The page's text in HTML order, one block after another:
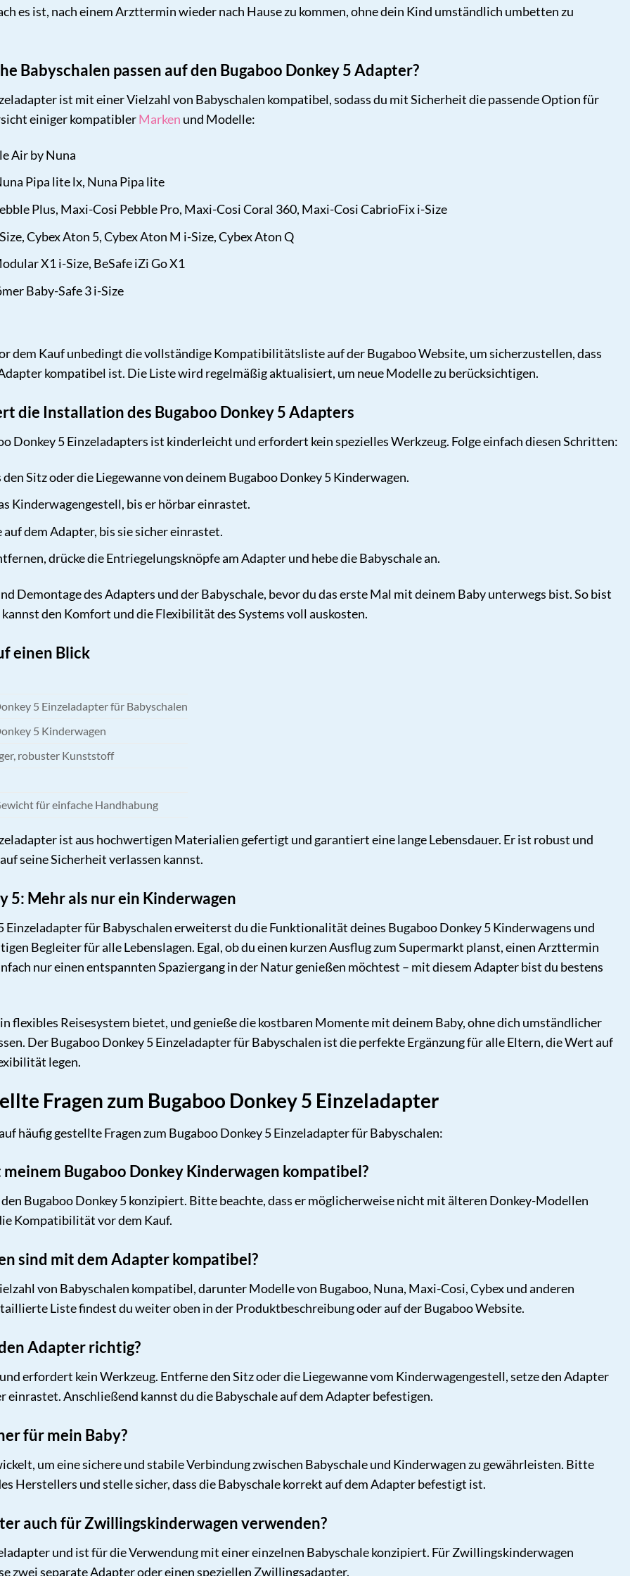
es ist, nach einem Arzttermin wieder nach Hause zu kommen, ohne dein Kind umständlich umbetten zu
Babyschalen passen auf den Bugaboo Donkey 5 Adapter?
ist mit einer Vielzahl von Babyschalen kompatibel, sodass du mit Sicherheit die passende Option für
einiger kompatiblerMarken und Modelle:
Air by Nuna
Pipa lite lx, Nuna Pipa lite
Plus, Maxi-Cosi Pebble Pro, Maxi-Cosi Coral 360, Maxi-Cosi CabrioFix i-Size
Cybex Aton 5, Cybex Aton M i-Size, Cybex Aton Q
X1 i-Size, BeSafe iZi Go X1
Baby-Safe 3 i-Size
dem Kauf unbedingt die vollständige Kompatibilitätsliste auf der Bugaboo Website, um sicherzustellen, dass
kompatibel ist. Die Liste wird regelmäßig aktualisiert, um neue Modelle zu berücksichtigen.
die Installation des Bugaboo Donkey 5 Adapters
Donkey 5 Einzeladapters ist kinderleicht und erfordert kein spezielles Werkzeug. Folge einfach diesen Schritten:
Sitz oder die Liegewanne von deinem Bugaboo Donkey 5 Kinderwagen.
Kinderwagengestell, bis er hörbar einrastet.
dem Adapter, bis sie sicher einrastet.
drücke die Entriegelungsknöpfe am Adapter und hebe die Babyschale an.
Demontage des Adapters und der Babyschale, bevor du das erste Mal mit deinem Baby unterwegs bist. So bist
den Komfort und die Flexibilität des Systems voll auskosten.
einen Blick
5 Einzeladapter für Babyschalen
5 Kinderwagen
robuster Kunststoff
für einfache Handhabung
ist aus hochwertigen Materialien gefertigt und garantiert eine lange Lebensdauer. Er ist robust und
seine Sicherheit verlassen kannst.
5: Mehr als nur ein Kinderwagen
Einzeladapter für Babyschalen erweiterst du die Funktionalität deines Bugaboo Donkey 5 Kinderwagens und
Begleiter für alle Lebenslagen. Egal, ob du einen kurzen Ausflug zum Supermarkt planst, einen Arzttermin
nur einen entspannten Spaziergang in der Natur genießen möchtest – mit diesem Adapter bist du bestens
flexibles Reisesystem bietet, und genieße die kostbaren Momente mit deinem Baby, ohne dich umständlicher
Der Bugaboo Donkey 5 Einzeladapter für Babyschalen ist die perfekte Ergänzung für alle Eltern, die Wert auf
legen.
Fragen zum Bugaboo Donkey 5 Einzeladapter
häufig gestellte Fragen zum Bugaboo Donkey 5 Einzeladapter für Babyschalen:
Bugaboo Donkey Kinderwagen kompatibel?
Bugaboo Donkey 5 konzipiert. Bitte beachte, dass er möglicherweise nicht mit älteren Donkey-Modellen
Kompatibilität vor dem Kauf.
sind mit dem Adapter kompatibel?
von Babyschalen kompatibel, darunter Modelle von Bugaboo, Nuna, Maxi-Cosi, Cybex und anderen
Liste findest du weiter oben in der Produktbeschreibung oder auf der Bugaboo Website.
Adapter richtig?
erfordert kein Werkzeug. Entferne den Sitz oder die Liegewanne vom Kinderwagengestell, setze den Adapter
einrastet. Anschließend kannst du die Babyschale auf dem Adapter befestigen.
für mein Baby?
um eine sichere und stabile Verbindung zwischen Babyschale und Kinderwagen zu gewährleisten. Bitte
Herstellers und stelle sicher, dass die Babyschale korrekt auf dem Adapter befestigt ist.
auch für Zwillingskinderwagen verwenden?
und ist für die Verwendung mit einer einzelnen Babyschale konzipiert. Für Zwillingskinderwagen
zwei separate Adapter oder einen speziellen Zwillingsadapter.